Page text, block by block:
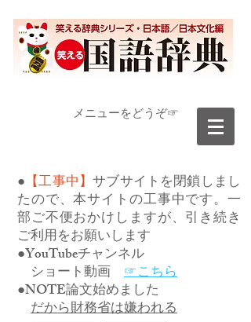
​メニューをどうぞ☞
● 【工事中】サブサイトを閉鎖しまし
たので、本サイトの工事中です。一
部ご不便おかけしますが、引き続き
ご利用をお願いします
●YouTubeチャンネル
ショート動画 ☞こちら
●NOTE論文始めました
だから財務省は嫌われる